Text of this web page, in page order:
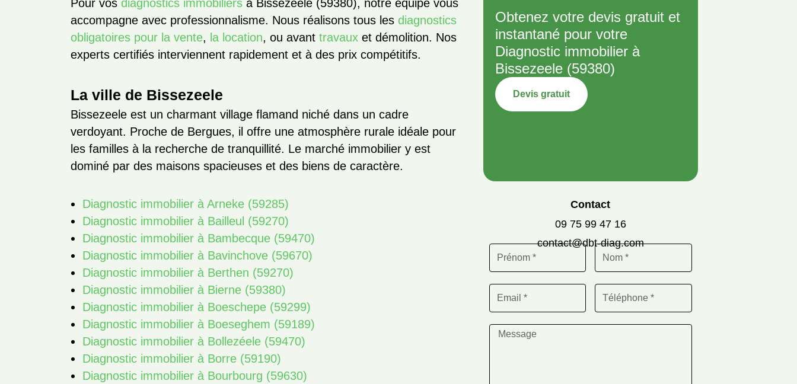
Pour vos diagnostics immobiliers à Bissezeele (59380), notre équipe vous
accompagne avec professionnalisme. Nous réalisons tous les diagnostics
obligatoires pour la vente, la location, ou avanttravaux et démolition. Nos
experts certifiés interviennent rapidement et à des prix compétitifs.
La ville de Bissezeele
Bissezeele est un charmant village flamand niché dans un cadre
verdoyant. Proche de Bergues, il offre une atmosphère rurale idéale pour
les familles à la recherche de tranquillité. Le marché immobilier y est
dominé par des maisons spacieuses et des biens de caractère.
Diagnostic immobilier à Arneke (59285)
Diagnostic immobilier à Bailleul (59270)
Diagnostic immobilier à Bambecque (59470)
Diagnostic immobilier à Bavinchove (59670)
Diagnostic immobilier à Berthen (59270)
Diagnostic immobilier à Bierne (59380)
Diagnostic immobilier à Boeschepe (59299)
Diagnostic immobilier à Boeseghem (59189)
Diagnostic immobilier à Bollezéele (59470)
Diagnostic immobilier à Borre (59190)
Diagnostic immobilier à Bourbourg (59630)
Obtenez votre devis gratuit et
instantané pour votre
Diagnostic immobilier à
Bissezeele (59380)
Devis gratuit
Contact
09 75 99 47 16
contact@dbt-diag.com